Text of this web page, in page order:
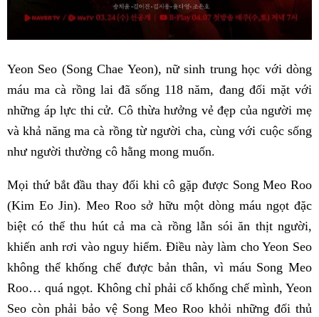
Yeon Seo (Song Chae Yeon), nữ sinh trung học với dòng
máu ma cà rồng lai đã sống 118 năm, đang đối mặt với
những áp lực thi cử. Cô thừa hưởng vẻ đẹp của người mẹ
và khả năng ma cà rồng từ người cha, cùng với cuộc sống
như người thường cô hằng mong muốn.
Mọi thứ bắt đầu thay đổi khi cô gặp được Song Meo Roo
(Kim Eo Jin). Meo Roo sở hữu một dòng máu ngọt đặc
biệt có thể thu hút cả ma cà rồng lẫn sói ăn thịt người,
khiến anh rơi vào nguy hiểm. Điều này làm cho Yeon Seo
không thể khống chế được bản thân, vì máu Song Meo
Roo… quá ngọt. Không chỉ phải cố khống chế mình, Yeon
Seo còn phải bảo vệ Song Meo Roo khỏi những đối thủ